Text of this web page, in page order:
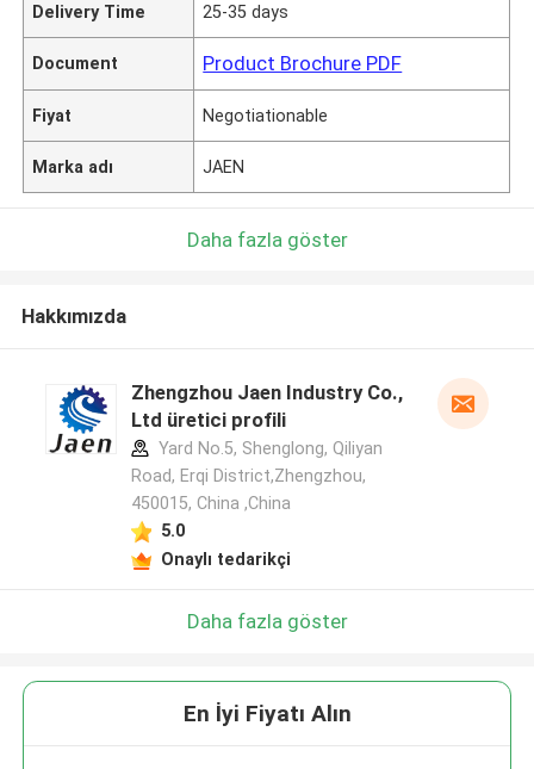
Delivery Time 25-35 days
Document Product Brochure PDF
Fiyat Negotiationable
Marka adı JAEN
Daha fazla göster
Hakkımızda
Zhengzhou Jaen Industry Co.,
Ltd üretici profili
Yard No.5, Shenglong, Qiliyan
Road, Erqi District,Zhengzhou,
450015, China ,China
5.0
Onaylı tedarikçi
Daha fazla göster
En İyi Fiyatı Alın